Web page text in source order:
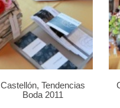
Castellón, Tendencias
Boda 2011